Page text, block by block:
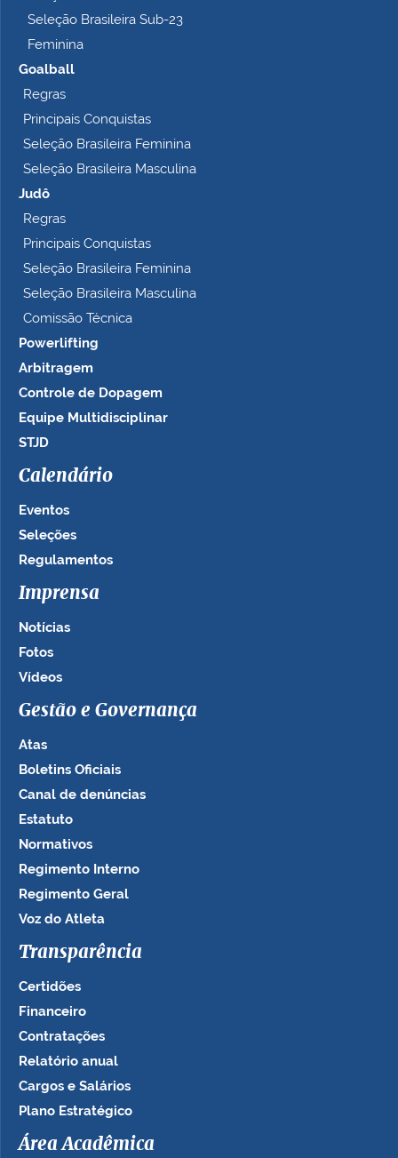
Seleção Brasileira Sub-23
Feminina
Goalball
Regras
Principais Conquistas
Seleção Brasileira Feminina
Seleção Brasileira Masculina
Judô
Regras
Principais Conquistas
Seleção Brasileira Feminina
Seleção Brasileira Masculina
Comissão Técnica
Powerlifting
Arbitragem
Controle de Dopagem
Equipe Multidisciplinar
STJD
Calendário
Eventos
Seleções
Regulamentos
Imprensa
Notícias
Fotos
Vídeos
Gestão e Governança
Atas
Boletins Oficiais
Canal de denúncias
Estatuto
Normativos
Regimento Interno
Regimento Geral
Voz do Atleta
Transparência
Certidões
Financeiro
Contratações
Relatório anual
Cargos e Salários
Plano Estratégico
Área Acadêmica